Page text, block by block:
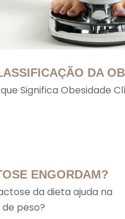
DA
Significa Obesidade
ENGORDAM?
da dieta ajuda na
peso?